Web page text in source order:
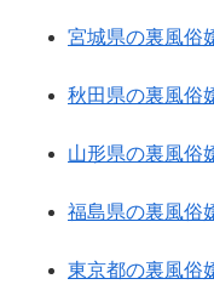
宮城県の裏風俗
秋田県の裏風俗
山形県の裏風俗
福島県の裏風俗
東京都の裏風俗